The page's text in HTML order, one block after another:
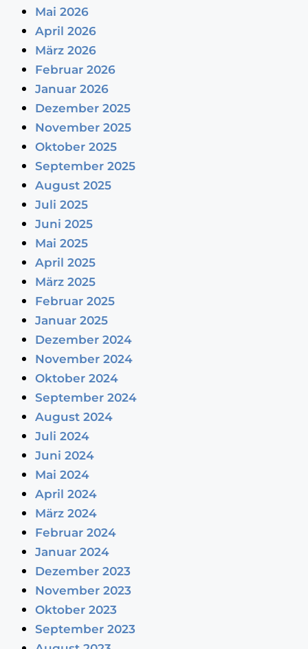
Mai 2026
April 2026
März 2026
Februar 2026
Januar 2026
Dezember 2025
November 2025
Oktober 2025
September 2025
August 2025
Juli 2025
Juni 2025
Mai 2025
April 2025
März 2025
Februar 2025
Januar 2025
Dezember 2024
November 2024
Oktober 2024
September 2024
August 2024
Juli 2024
Juni 2024
Mai 2024
April 2024
März 2024
Februar 2024
Januar 2024
Dezember 2023
November 2023
Oktober 2023
September 2023